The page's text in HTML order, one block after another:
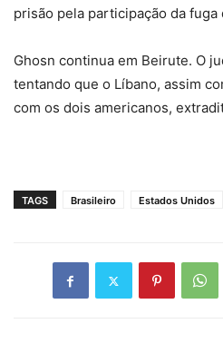
prisão pela participação da fuga
Ghosn continua em Beirute. O
tentando que o Líbano, assim
com os dois americanos,
TAGS Brasileiro Estados Unidos